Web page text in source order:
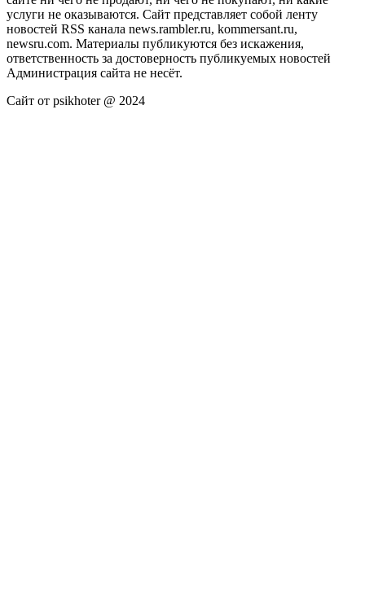
услуги не оказываются. Сайт представляет собой ленту
новостей RSS канала news.rambler.ru, kommersant.ru,
newsru.com. Материалы публикуются без искажения,
ответственность за достоверность публикуемых новостей
Администрация сайта не несёт.
Сайт от psikhoter @ 2024